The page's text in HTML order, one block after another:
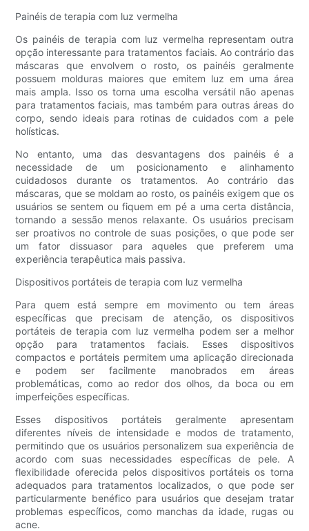
Painéis de terapia com luz vermelha
Os painéis de terapia com luz vermelha representam outra
opção interessante para tratamentos faciais. Ao contrário das
máscaras que envolvem o rosto, os painéis geralmente
possuem molduras maiores que emitem luz em uma área
mais ampla. Isso os torna uma escolha versátil não apenas
para tratamentos faciais, mas também para outras áreas do
corpo, sendo ideais para rotinas de cuidados com a pele
holísticas.
No entanto, uma das desvantagens dos painéis é a
necessidade de um posicionamento e alinhamento
cuidadosos durante os tratamentos. Ao contrário das
máscaras, que se moldam ao rosto, os painéis exigem que os
usuários se sentem ou fiquem em pé a uma certa distância,
tornando a sessão menos relaxante. Os usuários precisam
ser proativos no controle de suas posições, o que pode ser
um fator dissuasor para aqueles que preferem uma
experiência terapêutica mais passiva.
Dispositivos portáteis de terapia com luz vermelha
Para quem está sempre em movimento ou tem áreas
específicas que precisam de atenção, os dispositivos
portáteis de terapia com luz vermelha podem ser a melhor
opção para tratamentos faciais. Esses dispositivos
compactos e portáteis permitem uma aplicação direcionada
e podem ser facilmente manobrados em áreas
problemáticas, como ao redor dos olhos, da boca ou em
imperfeições específicas.
Esses dispositivos portáteis geralmente apresentam
diferentes níveis de intensidade e modos de tratamento,
permitindo que os usuários personalizem sua experiência de
acordo com suas necessidades específicas de pele. A
flexibilidade oferecida pelos dispositivos portáteis os torna
adequados para tratamentos localizados, o que pode ser
particularmente benéfico para usuários que desejam tratar
problemas específicos, como manchas da idade, rugas ou
acne.